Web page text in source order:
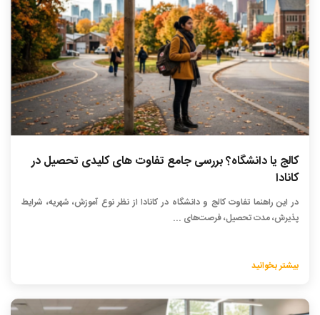
کالج یا دانشگاه؟ بررسی جامع تفاوت های کلیدی تحصیل در
کانادا
در این راهنما تفاوت کالج و دانشگاه در کانادا از نظر نوع آموزش، شهریه، شرایط
پذیرش، مدت تحصیل، فرصت‌های ...
بیشتر بخوانید